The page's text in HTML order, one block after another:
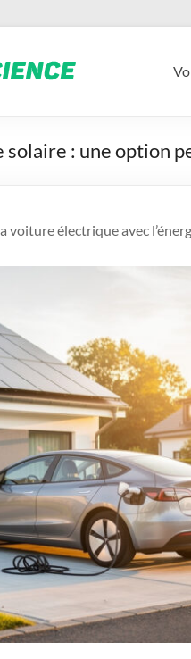
solaire : une option
voiture électrique avec